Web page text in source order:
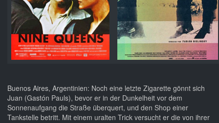
Buenos Aires, Argentinien: Noch eine letzte Zigarette gönnt sich
Juan (Gastón Pauls), bevor er in der Dunkelheit vor dem
Sonnenaufgang die Straße überquert, und den Shop einer
Tankstelle betritt. Mit einem uralten Trick versucht er die von ihrer